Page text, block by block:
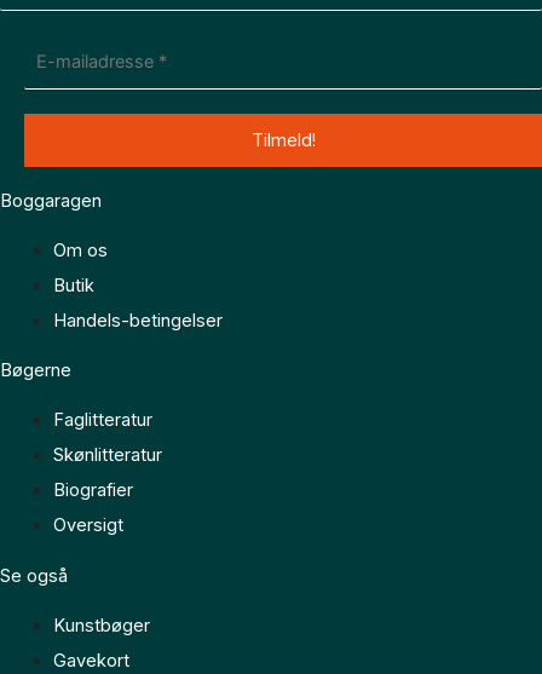
Boggaragen
Om os
Butik
Handels-betingelser
Bøgerne
Faglitteratur
Skønlitteratur
Biografier
Oversigt
Se også
Kunstbøger
Gavekort